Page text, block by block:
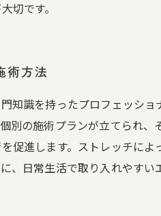
切です。
術方法
知識を持ったプロフェッシ
別の施術プランが立てられ
促進します。ストレッチに
、日常生活で取り入れやす